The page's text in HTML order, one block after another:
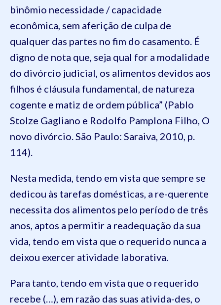
binômio necessidade / capacidade
econômica, sem aferição de culpa de
qualquer das partes no fim do casamento. É
digno de nota que, seja qual for a modalidade
do divórcio judicial, os alimentos devidos aos
filhos é cláusula fundamental, de natureza
cogente e matiz de ordem pública” (Pablo
Stolze Gagliano e Rodolfo Pamplona Filho, O
novo divórcio. São Paulo: Saraiva, 2010, p.
114).
Nesta medida, tendo em vista que sempre se
dedicou às tarefas domésticas, a re-querente
necessita dos alimentos pelo período de três
anos, aptos a permitir a readequação da sua
vida, tendo em vista que o requerido nunca a
deixou exercer atividade laborativa.
Para tanto, tendo em vista que o requerido
recebe (…), em razão das suas ativida-des, o